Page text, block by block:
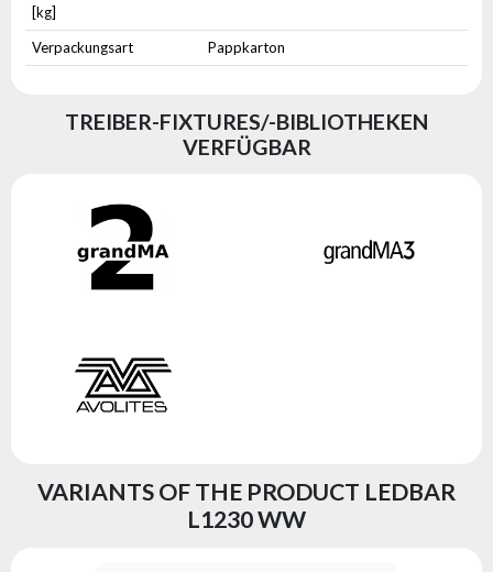
[kg]
Verpackungsart Pappkarton
TREIBER-FIXTURES/-BIBLIOTHEKEN
VERFÜGBAR
VARIANTS OF THE PRODUCT LEDBAR
L1230 WW